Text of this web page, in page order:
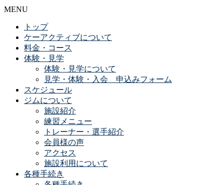
MENU
トップ
ケーアクティブについて
料金・コース
体験・見学
体験・見学について
見学・体験・入会 申込みフォーム
スケジュール
ジムについて
施設紹介
練習メニュー
トレーナー・選手紹介
会員様の声
アクセス
施設利用について
各種手続き